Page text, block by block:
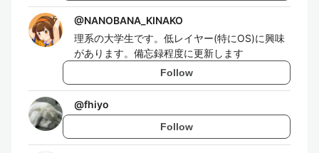
@NANOBANA_KINAKO
理系の大学生です。低レイヤー(特にOS)に興味
があります。備忘録程度に更新します
Follow
@fhiyo
Follow